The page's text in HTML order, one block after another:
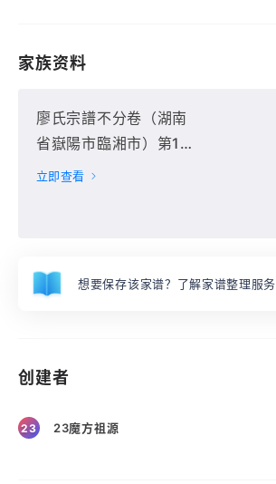
家族资料
廖氏宗譜不分卷（湖南
省嶽陽市臨湘市）第1
册
立即查看
想要保存该家谱？了解家谱整理服务
创建者
23 23魔方祖源